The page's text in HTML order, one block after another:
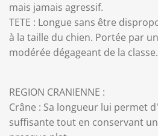
mais jamais agressif.
TETE : Longue sans être
à la taille du chien. Portée par
modérée dégageant de la classe.
REGION CRANIENNE :
Crâne : Sa longueur lui permet
suffisante tout en conservant